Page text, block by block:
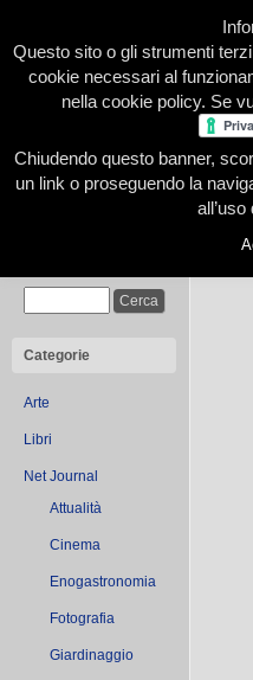
Home Presentazione
Categorie
Arte
Libri
Net Journal
Attualità
Cinema
Enogastronomia
Fotografia
Giardinaggio
Questo sito o gli strumenti
cookie necessari al
nella cookie policy. Se
Chiudendo questo banner,
un link o proseguendo la